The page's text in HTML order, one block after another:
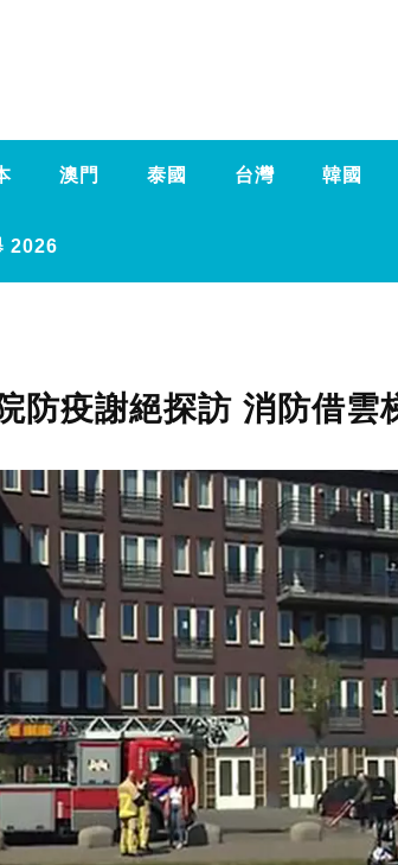
澳門 泰國 台灣 韓國
2026
防疫謝絕探訪 消防借雲